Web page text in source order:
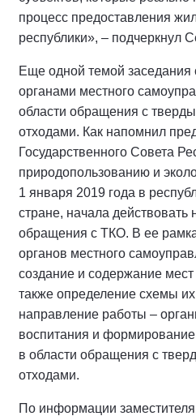
процесс предоставления
республики», – подчеркнул
Еще одной темой заседания
органами местного
области обращения с
отходами. Как напомнил
Государственного Совета
природопользованию и
1 января 2019 года в
стране, начала действовать
обращения с ТКО. В ее
органов местного
создание и содержание
также определение схемы
направление работы –
воспитания и формирование
в области обращения с
отходами.
По информации заместителя